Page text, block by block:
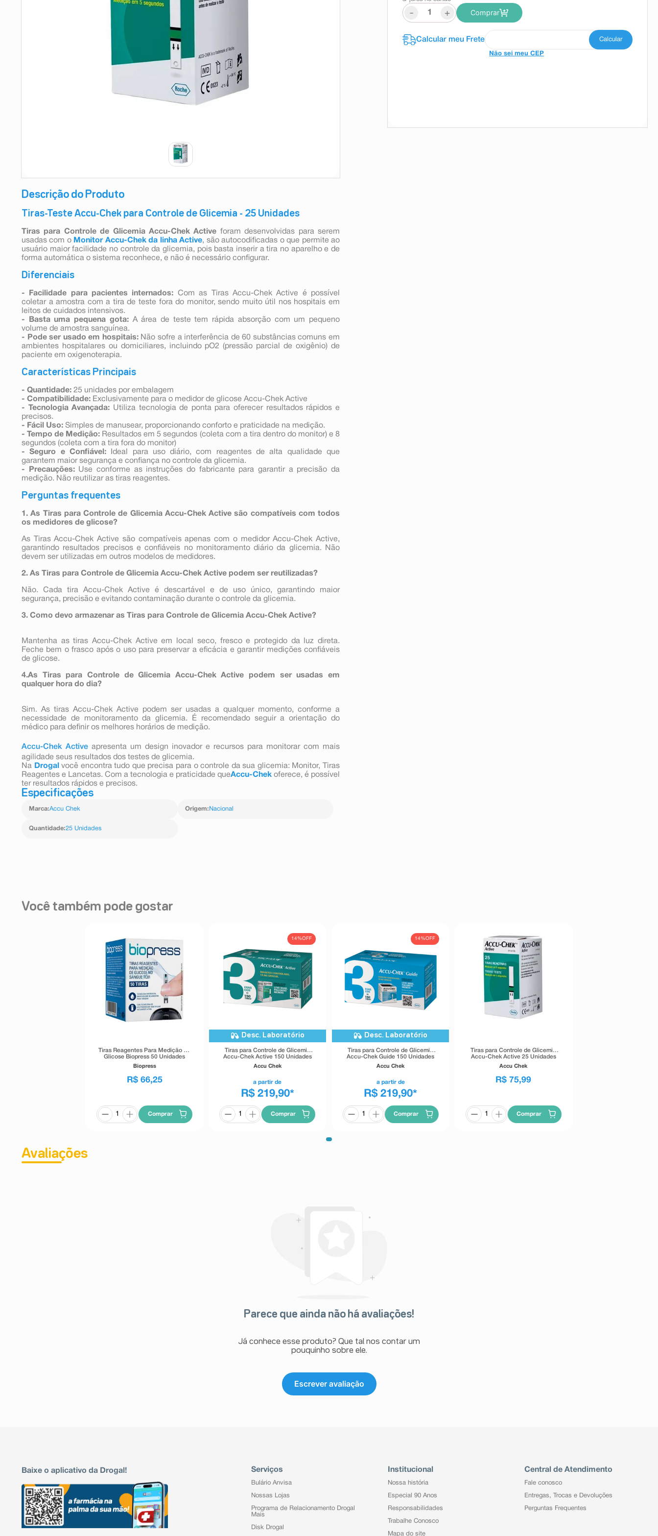
Descrição do Produto
Tiras-Teste Accu-Chek para Controle de Glicemia - 25 Unidades
Tiras para Controle de Glicemia Accu-Chek Active foram desenvolvidas para serem
usadas com oMonitor Accu-Chek da linha Active, são autocodificadas o que permite ao
usuário maior facilidade no controle da glicemia, pois basta inserir a tira no aparelho e de
forma automática o sistema reconhece, e não é necessário configurar.
Diferenciais
- Facilidade para pacientes internados: Com as Tiras Accu-Chek Active é possível
coletar a amostra com a tira de teste fora do monitor, sendo muito útil nos hospitais em
leitos de cuidados intensivos.
- Basta uma pequena gota:A área de teste tem rápida absorção com um pequeno
volume de amostra sanguínea.
- Pode ser usado em hospitais:Não sofre a interferência de 60 substâncias comuns em
ambientes hospitalares ou domiciliares, incluindo pO2 (pressão parcial de oxigênio) de
paciente em oxigenoterapia.
Características Principais
- Quantidade: 25 unidades por embalagem
- Compatibilidade: Exclusivamente para o medidor de glicose Accu-Chek Active
- Tecnologia Avançada: Utiliza tecnologia de ponta para oferecer resultados rápidos e
precisos.
- Fácil Uso: Simples de manusear, proporcionando conforto e praticidade na medição.
- Tempo de Medição: Resultados em 5 segundos (coleta com a tira dentro do monitor) e 8
segundos (coleta com a tira fora do monitor)
- Seguro e Confiável:Ideal para uso diário, com reagentes de alta qualidade que
garantem maior segurança e confiança no controle da glicemia.
- Precauções:Use conforme as instruções do fabricante para garantir a precisão da
medição. Não reutilizar as tiras reagentes.
Perguntas frequentes
1. As Tiras para Controle de Glicemia Accu-Chek Active são compatíveis com todos
os medidores de glicose?
As Tiras Accu-Chek Active são compatíveis apenas com o medidor Accu-Chek Active,
garantindo resultados precisos e confiáveis no monitoramento diário da glicemia. Não
devem ser utilizadas em outros modelos de medidores.
2. As Tiras para Controle de Glicemia Accu-Chek Active podem ser reutilizadas?
Não. Cada tira Accu-Chek Active é descartável e de uso único, garantindo maior
segurança, precisão e evitando contaminação durante o controle da glicemia.
3. Como devo armazenar as Tiras para Controle de Glicemia Accu-Chek Active?
Mantenha as tiras Accu-Chek Active em local seco, fresco e protegido da luz direta.
Feche bem o frasco após o uso para preservar a eficácia e garantir medições confiáveis
de glicose.
4.As Tiras para Controle de Glicemia Accu-Chek Active podem ser usadas em
qualquer hora do dia?
Sim. As tiras Accu-Chek Active podem ser usadas a qualquer momento, conforme a
necessidade de monitoramento da glicemia. É recomendado seguir a orientação do
médico para definir os melhores horários de medição.
Accu-Chek Active apresenta um design inovador e recursos para monitorar com mais
agilidade seus resultados dos testes de glicemia.
Na
Drogal você encontra tudo que precisa para o controle da sua glicemia: Monitor, Tiras
Reagentes e Lancetas. Com a tecnologia e praticidade queAccu-Chek oferece, é possível
ter resultados rápidos e precisos.
Especificações
Marca:Accu Chek Origem: Nacional
Quantidade:25 Unidades
- + Comprar
Não sei meu CEP
Você também pode gostar
Tiras Reagentes Para Medição de
Glicose Biopress 50 Unidades
Biopress
R$ 66,25
Comprar
14%OFF
Desc. Laboratório
Tiras para Controle de Glicemia
Accu-Chek Active 150 Unidades
Accu Chek
a partir de
R$ 219,90*
Comprar
14%OFF
Desc. Laboratório
Tiras para Controle de Glicemia
Accu-Chek Guide 150 Unidades
Accu Chek
a partir de
R$ 219,90*
Comprar
Tiras para Controle de Glicemia
Accu-Chek Active 25 Unidades
Accu Chek
R$ 75,99
Comprar
Avaliações
Parece que ainda não há avaliações!
Já conhece esse produto? Que tal nos contar um
pouquinho sobre ele.
Escrever avaliação
Baixe o aplicativo da Drogal! Serviços
Bulário Anvisa
Nossas Lojas
Programa de Relacionamento Drogal
Mais
Disk Drogal
Institucional
Nossa história
Especial 90 Anos
Responsabilidades
Trabalhe Conosco
Mapa do site
Central de Atendimento
Fale conosco
Entregas, Trocas e Devoluções
Perguntas Frequentes
9º absorvente